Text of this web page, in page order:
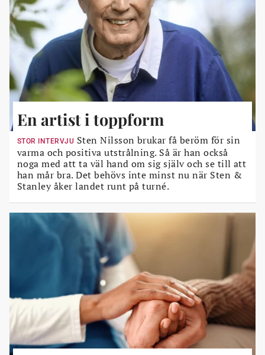
En artist i toppform
STOR INTERVJU Sten Nilsson brukar få beröm för sin
varma och positiva utstrålning. Så är han också
noga med att ta väl hand om sig själv och se till att
han mår bra. Det behövs inte minst nu när Sten &
Stanley åker landet runt på turné.